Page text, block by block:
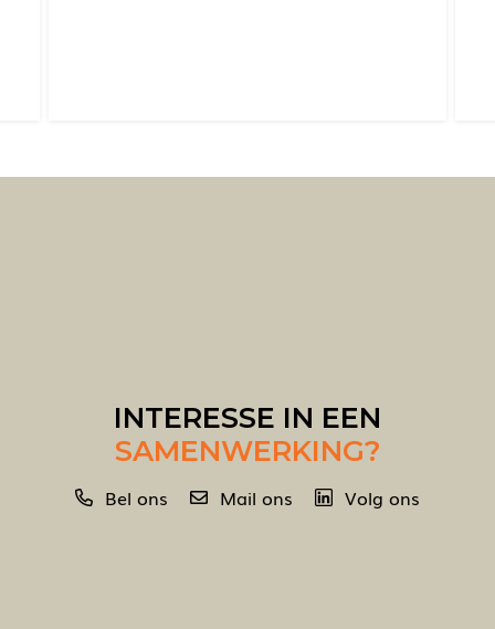
INTERESSE IN EEN
SAMENWERKING?
Bel ons Mail ons Volg ons